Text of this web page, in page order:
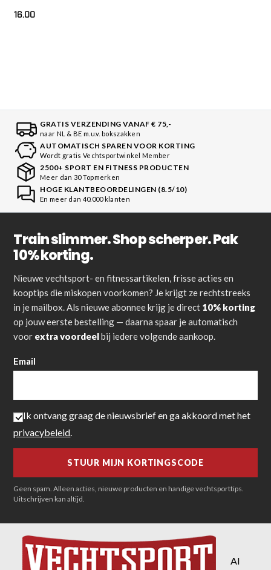
16.00
GRATIS VERZENDING VANAF € 75,-
naar NL & BE m.u.v. bokszakken
AUTOMATISCH SPAREN VOOR KORTING
Wordt gratis Vechtsportwinkel Member
2500+ SPORT EN FITNESS PRODUCTEN
Meer dan 30 Topmerken
HOGE KLANTBEOORDELINGEN (8.5/10)
En meer dan 40.000 klanten
Train slimmer. Shop scherper. Pak
10% korting.
Nieuwe vechtsport- en fitnessartikelen, frisse acties en
kooptips die miskopen voorkomen? Je krijgt ze rechtstreeks
in je mailbox. Als nieuwe abonnee krijg je direct 10% korting
op jouw eerste bestelling — daarna spaar je automatisch
voor extra voordeelbij iedere volgende aankoop.
Email
Ik ontvang graag de nieuwsbrief en ga akkoord met het
privacybeleid
Geen spam. Alleen acties, nieuwe producten en handige vechtsporttips.
Uitschrijven kan altijd.
Al